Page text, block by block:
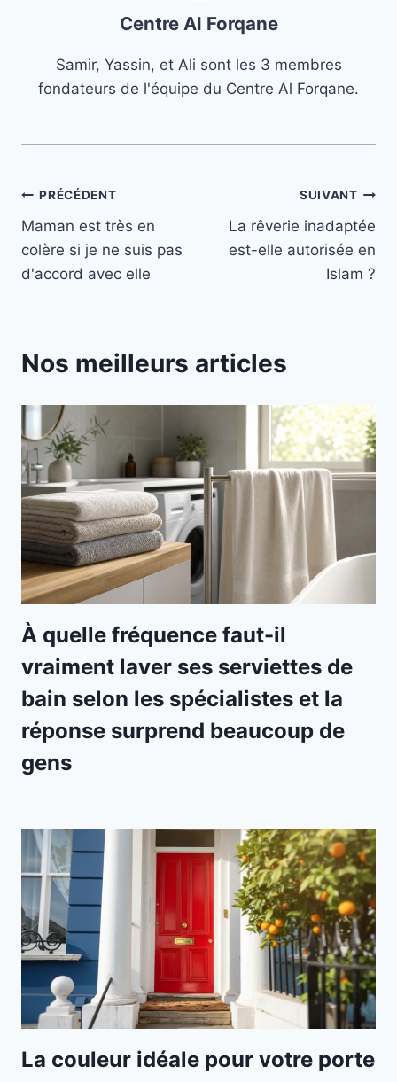
Centre Al Forqane
Samir, Yassin, et Ali sont les 3 membres
fondateurs de l'équipe du Centre Al Forqane.
Navigation
de
l’article
PRÉCÉDENT
Maman est très en
colère si je ne suis pas
d'accord avec elle
SUIVANT
La rêverie inadaptée
est-elle autorisée en
Islam ?
Nos meilleurs articles
À quelle fréquence faut-il
vraiment laver ses serviettes de
bain selon les spécialistes et la
réponse surprend beaucoup de
gens
La couleur idéale pour votre porte